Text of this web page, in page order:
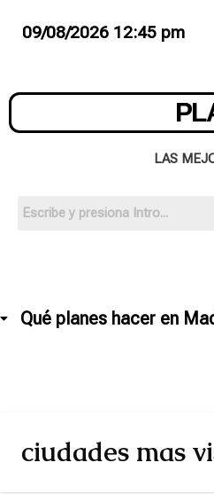
09/08/2026 12:45 pm
LAS
Qué planes hacer en
ciudades mas